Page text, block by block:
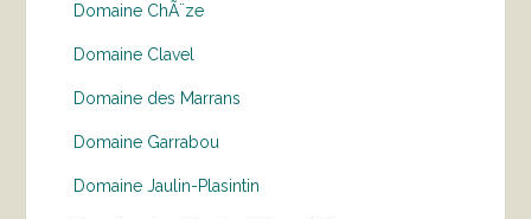
Domaine ChÃ¨ze
Domaine Clavel
Domaine des Marrans
Domaine Garrabou
Domaine Jaulin-Plasintin